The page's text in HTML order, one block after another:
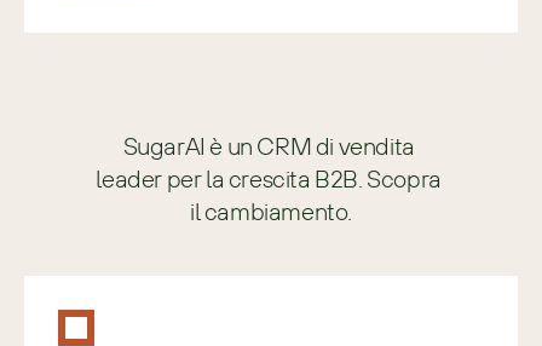
SugarAI è un CRM di vendita
leader per la crescita B2B. Scopra
il cambiamento.